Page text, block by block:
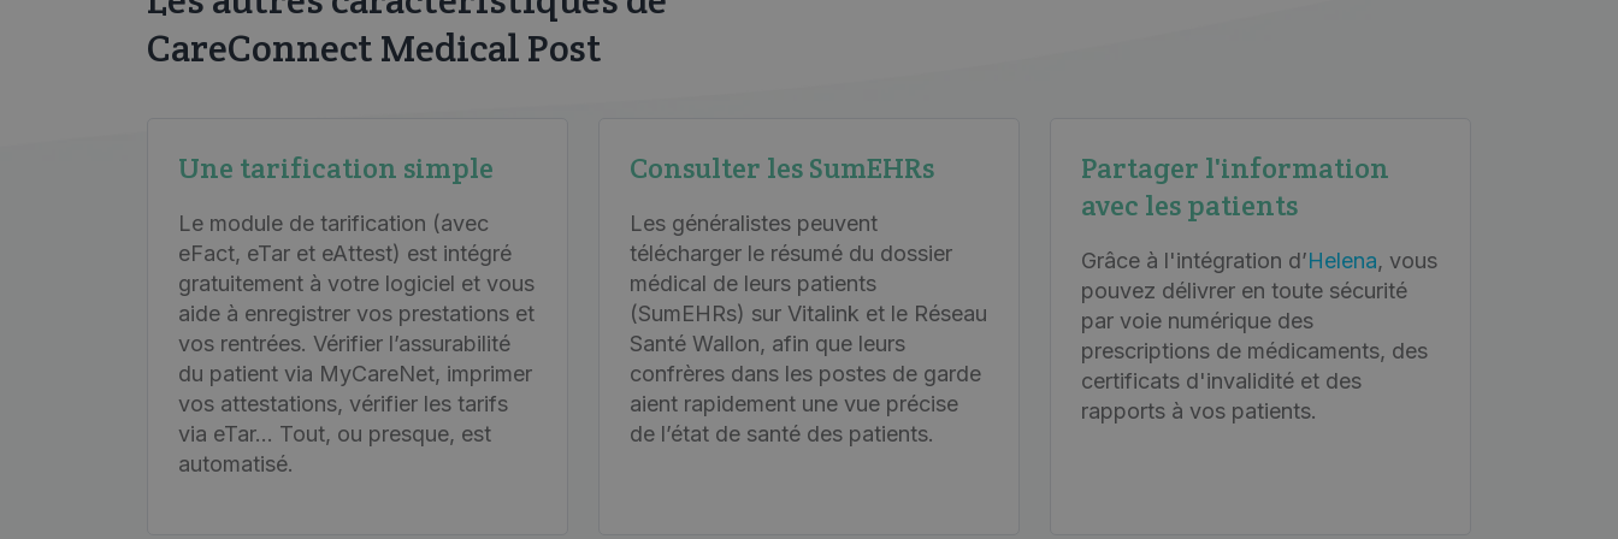
CareConnect Medical Post
Une tarification simple
Le module de tarification (avec
eFact, eTar et eAttest) est intégré
gratuitement à votre logiciel et vous
aide à enregistrer vos prestations et
vos rentrées. Vérifier l’assurabilité
du patient via MyCareNet, imprimer
vos attestations, vérifier les tarifs
via eTar... Tout, ou presque, est
automatisé.
Consulter les SumEHRs
Les généralistes peuvent
télécharger le résumé du dossier
médical de leurs patients
(SumEHRs) sur Vitalink et le Réseau
Santé Wallon, afin que leurs
confrères dans les postes de garde
aient rapidement une vue précise
de l’état de santé des patients.
Partager l'information
avec les patients
Grâce à l'intégration d’Helena, vous
pouvez délivrer en toute sécurité
par voie numérique des
prescriptions de médicaments, des
certificats d'invalidité et des
rapports à vos patients.